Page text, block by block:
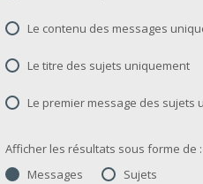
Le contenu des messages
Le titre des sujets uniquement
Le premier message des sujets
Afficher les résultats sous forme de :
Messages
Sujets